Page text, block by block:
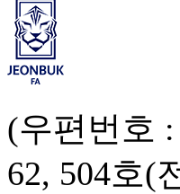
(우편번호
62, 504호(